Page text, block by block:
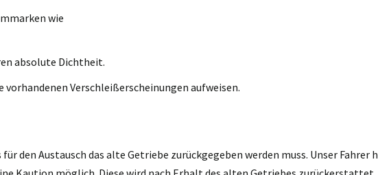
wie
absolute Dichtheit.
vorhandenen Verschleißerscheinungen aufweisen.
den Austausch das alte Getriebe zurückgegeben werden muss. Unser